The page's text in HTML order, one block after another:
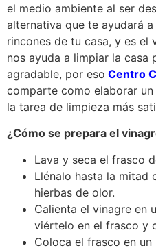
el medio ambiente al ser
alternativa que te ayudará
rincones de tu casa, y es el
nos ayuda a limpiar la casa
agradable, por eso Centro
comparte como elaborar
la tarea de limpieza más
¿Cómo se prepara el
Lava y seca el frasco
Llénalo hasta la mitad
hierbas de olor.
Calienta el vinagre en
viértelo en el frasco y
Coloca el frasco en